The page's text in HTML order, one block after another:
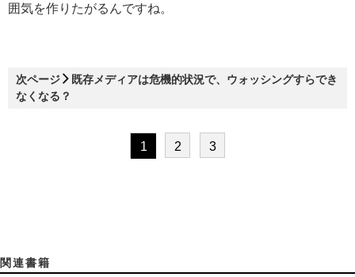
囲気を作りたがるんですね。
次ページ
既存メディアは危機的状況で、ウォッシングすらでき
なくなる？
1 2 3
関連書籍